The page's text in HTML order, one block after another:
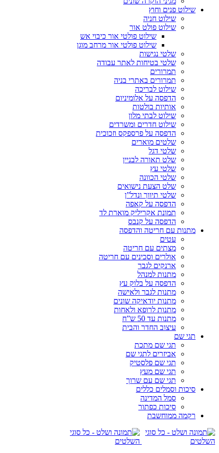
שילוט פנים וחוץ
שילוט חניה
שילוט פולט אור
שילוט פולטי אור כיבוי אש
שילוט פולטי אור מרחב מוגן
שלטי נגישות
שלטי בטיחות לאתר עבודה
תמרורים
תמרורים באתרי בניה
שילוט לבריכה
הדפסה על אלומיניום
אותיות בולטות
שילוט לבתי מלון
שילוט חדרים ומשרדים
הדפסה על פרספקס וזכוכית
שלטים מוארים
שלטי דגל
שלט תאורה לבניין
שלטי עץ
שלטי הכוונה
שלט הצעת נישואים
שלטי תיווך ונדל”ן
הדפסה על קאפה
תמונת אקריליק מוארת לד
הדפסה על קנבס
מתנות עם חריטה והדפסה
עטים
מצתים עם חריטה
אולרים וסכינים עם חריטה
ארנקים לגבר
מתנות למנהל
הדפסה על בלוק עץ
מתנות לגבר ולאישה
מתנות יודאיקה שונים
מתנות לרופא ולאחות
מתנות עד 50 ש”ח
עיצוב החדר והבית
תגי שם
תגי שם מתכת
אביזרים לתגי שם
תגי שם פלסטיק
תגי שם מעץ
תגי שם עם שרוך
סיכות וסמלים כללים
סמל המדינה
סיכות כפתור
רקמה ממוחשבת